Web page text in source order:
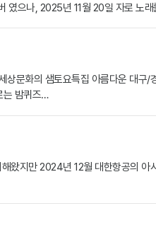
였으나, 2025년 11월 20일 자로 노
문화의 샘토요특집 아름다운 대구
는 밤퀴즈…
지만 2024년 12월 대한항공의 아